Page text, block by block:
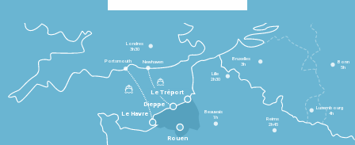
Le Havre
Dieppe
Le Tréport
Beauvais
1h
Reims
2h45
Lille
2h30
Bruxelles
3h
Londres
3h30
Newhaven
Portsmouth
Bonn
5h
Luxembourg
4h
Rouen